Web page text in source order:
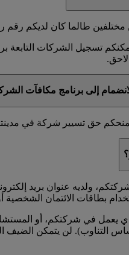
طالما كان لديكم رقم
تسجيل الشركات التابعة
إلى برنامج مكافآت
حق تسيير شركة في
ولديه عنوان بريد
بطاقات الائتمان الشخصية
يعمل في شركتكم، أو
التناوب). لن يتمكن